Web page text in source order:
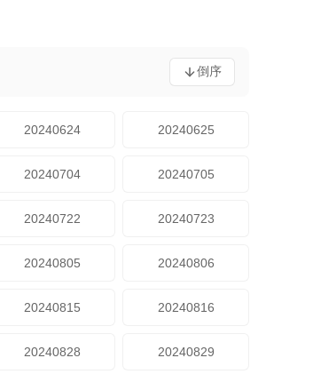
倒序
20240624 20240625
20240704 20240705
20240722 20240723
20240805 20240806
20240815 20240816
20240828 20240829